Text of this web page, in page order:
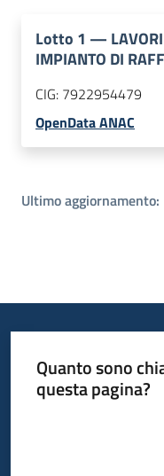
Lotto 1 —
IMPIANTO DI
CIG: 7922954479
OpenData ANAC
Ultimo aggiornamento:
Quanto sono
questa pagina?